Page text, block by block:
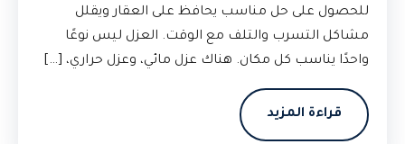
للحصول على حل مناسب يحافظ على العقار ويقلل
مشاكل التسرب والتلف مع الوقت. العزل ليس نوعًا
واحدًا يناسب كل مكان. هناك عزل مائي، وعزل حراري، […]
قراءة المزيد